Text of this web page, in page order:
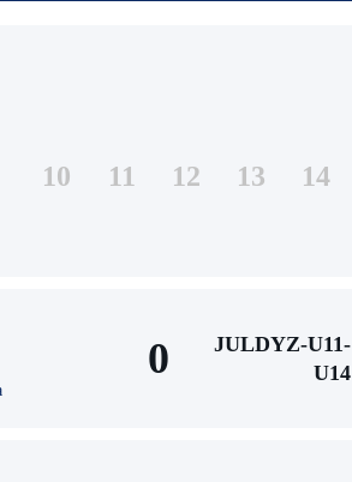
10 11 12 13 14
0
JULDYZ-U11-
U14